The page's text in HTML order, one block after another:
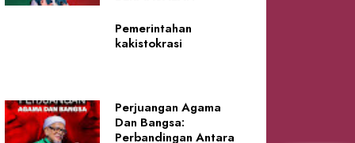
Pemerintahan
kakistokrasi
Perjuangan Agama
Dan Bangsa:
Perbandingan Antara